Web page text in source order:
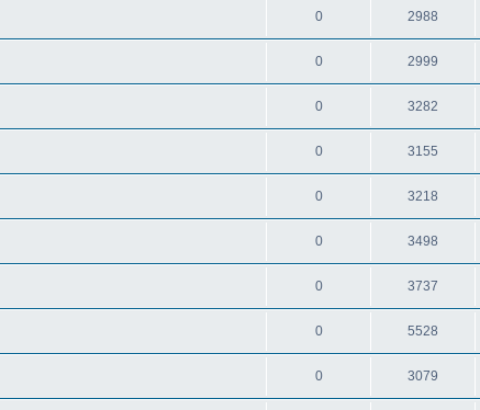
0 2988
0 2999
0 3282
0 3155
0 3218
0 3498
0 3737
0 5528
0 3079